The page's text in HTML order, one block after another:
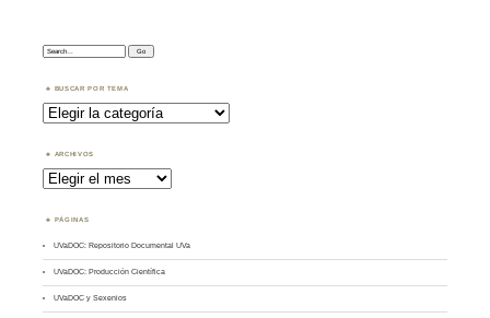
Search:
BUSCAR POR TEMA
Buscar
por
Tema
ARCHIVOS
Archivos
PÁGINAS
UVaDOC: Repositorio Documental UVa
UVaDOC: Producción Científica
UVaDOC y Sexenios